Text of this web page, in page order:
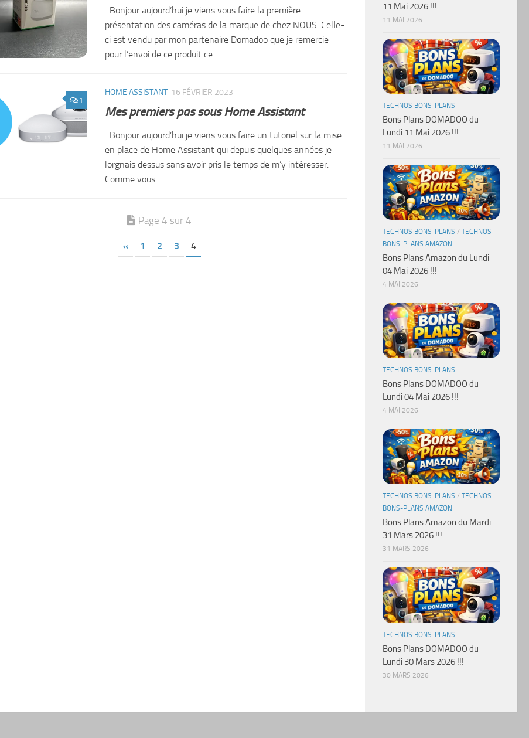
Bonjour aujourd’hui je viens vous faire la première
présentation des caméras de la marque de chez NOUS. Celle-
ci est vendu par mon partenaire Domadoo que je remercie
pour l’envoi de ce produit ce...
1
HOME ASSISTANT 16 FÉVRIER 2023
Mes premiers pas sous Home Assistant
Bonjour aujourd’hui je viens vous faire un tutoriel sur la mise
en place de Home Assistant qui depuis quelques années je
lorgnais dessus sans avoir pris le temps de m’y intéresser.
Comme vous...
Page 4 sur 4
« 1 2 3 4
11 Mai 2026 !!!
11 MAI 2026
TECHNOS BONS-PLANS
Bons Plans DOMADOO du
Lundi 11 Mai 2026 !!!
11 MAI 2026
TECHNOS BONS-PLANS / TECHNOS
BONS-PLANS AMAZON
Bons Plans Amazon du Lundi
04 Mai 2026 !!!
4 MAI 2026
TECHNOS BONS-PLANS
Bons Plans DOMADOO du
Lundi 04 Mai 2026 !!!
4 MAI 2026
TECHNOS BONS-PLANS / TECHNOS
BONS-PLANS AMAZON
Bons Plans Amazon du Mardi
31 Mars 2026 !!!
31 MARS 2026
TECHNOS BONS-PLANS
Bons Plans DOMADOO du
Lundi 30 Mars 2026 !!!
30 MARS 2026